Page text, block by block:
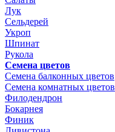
Лук
Сельдерей
Укроп
Шпинат
Рукола
Семена цветов
Семена балконных цветов
Семена комнатных цветов
Филодендрон
Бокарнея
Финик